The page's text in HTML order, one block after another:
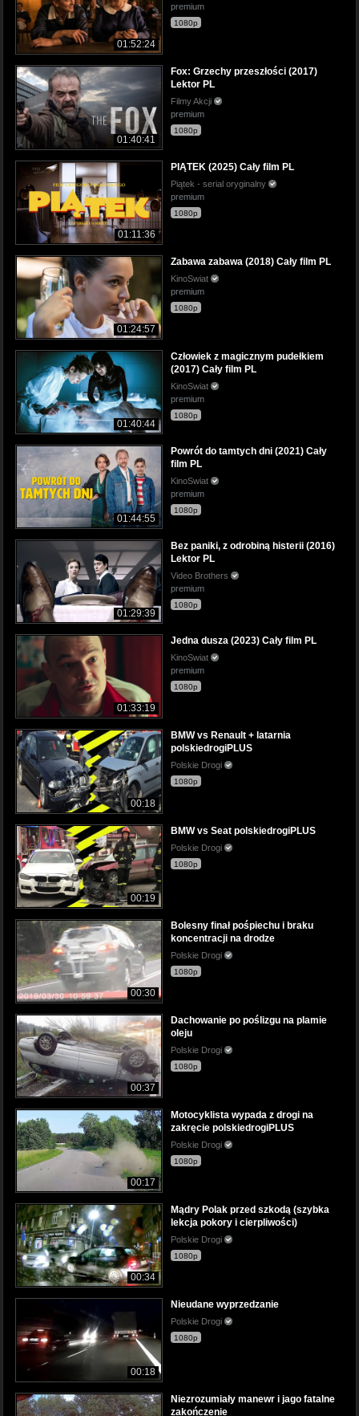
01:52:24
premium
1080p
01:40:41
Fox: Grzechy przeszłości (2017)
Lektor PL
Filmy Akcji
premium
1080p
01:11:36
PIĄTEK (2025) Cały film PL
Piątek - serial oryginalny
premium
1080p
01:24:57
Zabawa zabawa (2018) Cały film PL
KinoSwiat
premium
1080p
01:40:44
Człowiek z magicznym pudełkiem
(2017) Cały film PL
KinoSwiat
premium
1080p
01:44:55
Powrót do tamtych dni (2021) Cały
film PL
KinoSwiat
premium
1080p
01:29:39
Bez paniki, z odrobiną histerii (2016)
Lektor PL
Video Brothers
premium
1080p
01:33:19
Jedna dusza (2023) Cały film PL
KinoSwiat
premium
1080p
00:18
BMW vs Renault + latarnia
polskiedrogiPLUS
Polskie Drogi
1080p
00:19
BMW vs Seat polskiedrogiPLUS
Polskie Drogi
1080p
00:30
Bolesny finał pośpiechu i braku
koncentracji na drodze
Polskie Drogi
1080p
00:37
Dachowanie po poślizgu na plamie
oleju
Polskie Drogi
1080p
00:17
Motocyklista wypada z drogi na
zakręcie polskiedrogiPLUS
Polskie Drogi
1080p
00:34
Mądry Polak przed szkodą (szybka
lekcja pokory i cierpliwości)
Polskie Drogi
1080p
00:18
Nieudane wyprzedzanie
Polskie Drogi
1080p
Niezrozumiały manewr i jago fatalne
zakończenie